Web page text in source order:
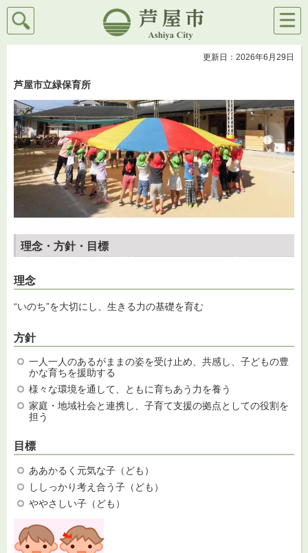
芦屋市
検索
メニ
ュー
更新日：2026年6月29日
芦屋市立緑保育所
理念・方針・目標
理念
“いのち”を大切にし、生きる力の基礎を育む
方針
一人一人のあるがままの姿を受け止め、共感し、子どもの豊
かな育ちを援助する
様々な環境を通して、ともに育ちあう力を養う
家庭・地域社会と連携し、子育て支援の拠点としての役割を
担う
目標
ああかるく元気な子（ども）
ししっかり考え合う子（ども）
ややさしい子（ども）